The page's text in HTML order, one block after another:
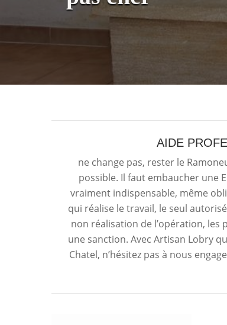
AIDE
ne change pas, rester le
possible. Il faut embaucher une
vraiment indispensable, même
qui réalise le travail, le seul
non réalisation de l’opération,
une sanction. Avec Artisan Lobry
Chatel, n’hésitez pas à nous